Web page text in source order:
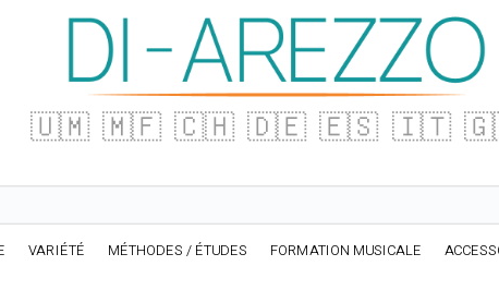
🇺🇲 🇲🇫 🇨🇭 🇩🇪 🇪🇸 🇮🇹
VARIÉTÉ MÉTHODES / ÉTUDES FORMATION MUSICALE